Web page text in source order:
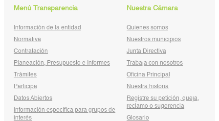
Menú Transparencia
Información de la entidad
Normativa
Contratación
Planeación, Presupuesto e Informes
Trámites
Participa
Datos Abiertos
Información específica para grupos de
interés
Nuestra Cámara
Quienes somos
Nuestros municipios
Junta Directiva
Trabaja con nosotros
Oficina Principal
Nuestra historia
Registre su petición, queja,
reclamo o sugerencia
Glosario